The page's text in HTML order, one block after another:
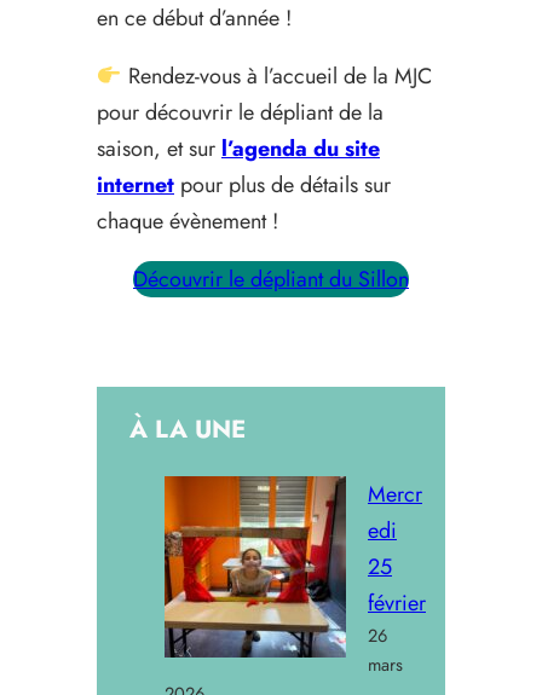
en ce début d’année !
Rendez-vous à l’accueil de la MJC
pour découvrir le dépliant de la
saison, et surl’agenda du site
internet pour plus de détails sur
chaque évènement !
Découvrir le dépliant du Sillon
À LA UNE
Mercr
edi
25
février
26
mars